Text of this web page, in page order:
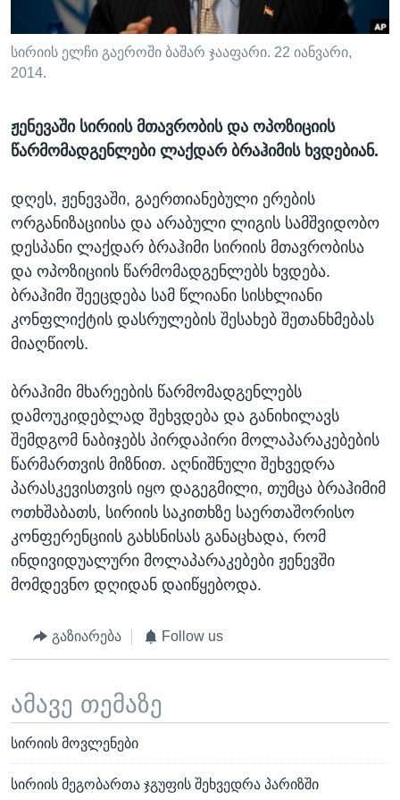
ᲡᲢᲣᲓᲘᲐ ᲕᲐᲨᲘᲜᲒᲢᲝᲜᲘ
ᲔᲙᲝᲜᲝᲛᲘᲙᲐ
ᲯᲐᲜᲛᲠᲗᲔᲚᲝᲑᲐ
ᲛᲔᲪᲜᲘᲔᲠᲔᲑᲐ
ᲙᲣᲚᲢᲣᲠᲐ
ᲓᲔᲖᲘᲜᲤᲝᲠᲛᲐᲪᲘᲐ
Learning English
ᲗᲕᲐᲚᲘ ᲒᲕᲐᲓᲔᲕᲜᲔᲗ
სირიის ელჩი გაეროში ბაშარ ჯააფარი. 22 იანვარი,
2014.
ჟენევაში სირიის მთავრობის და ოპოზიციის
წარმომადგენლები ლაქდარ ბრაჰიმის ხვდებიან.
დღეს, ჟენევაში, გაერთიანებული ერების
ორგანიზაციისა და არაბული ლიგის სამშვიდობო
დესპანი ლაქდარ ბრაჰიმი სირიის მთავრობისა
და ოპოზიციის წარმომადგენლებს ხვდება.
ბრაჰიმი შეეცდება სამ წლიანი სისხლიანი
კონფლიქტის დასრულების შესახებ შეთანხმებას
მიაღწიოს.
ბრაჰიმი მხარეების წარმომადგენლებს
დამოუკიდებლად შეხვდება და განიხილავს
შემდგომ ნაბიჯებს პირდაპირი მოლაპარაკებების
წარმართვის მიზნით. აღნიშნული შეხვედრა
პარასკევისთვის იყო დაგეგმილი, თუმცა ბრაჰიმიმ
ოთხშაბათს, სირიის საკითხზე საერთაშორისო
კონფერენციის გახსნისას განაცხადა, რომ
ინდივიდუალური მოლაპარაკებები ჟენევში
მომდევნო დღიდან დაიწყებოდა.
გაზიარება Follow us
ამავე თემაზე
სირიის მოვლენები
სირიის მეგობართა ჯგუფის შეხვედრა პარიზში